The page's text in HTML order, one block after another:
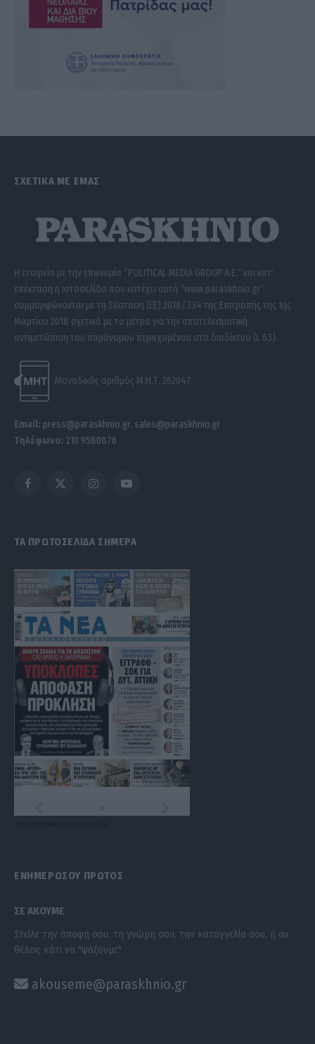
ΣΧΕΤΙΚΑ ΜΕ ΕΜΑΣ
Η εταιρεία με την επωνυμία “POLITICAL MEDIA GROUP A.E.” και κατ’
επέκταση η ιστοσελίδα που κατέχει αυτή “www.paraskhnio.gr”
συμμορφώνονται με τη Σύσταση (ΕΕ) 2018/334 της Επιτροπής της 1ης
Μαρτίου 2018 σχετικά με τα μέτρα για την αποτελεσματική
αντιμετώπιση του παράνομου περιεχομένου στο διαδίκτυο (L 63).
Μοναδικός αριθμός Μ.Η.Τ. 262047
Email: press@paraskhnio.gr, sales@paraskhnio.gr
Τηλέφωνο: 210 9580876
Facebook
X
InstagramYouTube
ΤΑ ΠΡΩΤΟΣΕΛΙΔΑ ΣΗΜΕΡΑ
ΕΝΗΜΕΡΩΣΟΥ ΠΡΩΤΟΣ
ΣΕ ΑΚΟΥΜΕ
Στείλε την άποψή σου, τη γνώμη σου, την καταγγελία σου, ή αν
θέλεις κάτι να "ψάξουμε".
akouseme@paraskhnio.gr